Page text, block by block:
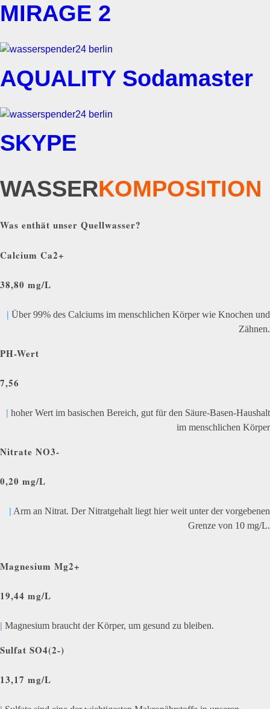
MIRAGE 2
AQUALITY Sodamaster
SKYPE
WASSERKOMPOSITION
Was enthät unser Quellwasser?
Calcium Ca2+
38,80 mg/L
| Über 99% des Calciums im menschlichen Körper wie Knochen und
Zähnen.
PH-Wert
7,56
| hoher Wert im basischen Bereich, gut für den Säure-Basen-Haushalt
im menschlichen Körper
Nitrate NO3-
0,20 mg/L
| Arm an Nitrat. Der Nitratgehalt liegt hier weit unter der vorgebenen
Grenze von 10 mg/L.
Magnesium Mg2+
19,44 mg/L
| Magnesium braucht der Körper, um gesund zu bleiben.
Sulfat SO4(2-)
13,17 mg/L